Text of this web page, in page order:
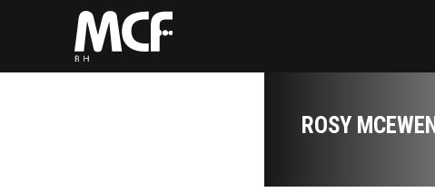
ROSY MCEWEN